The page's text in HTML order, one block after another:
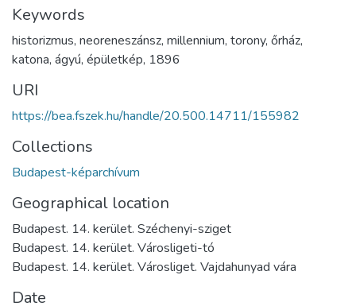
Keywords
historizmus, neoreneszánsz, millennium, torony, őrház,
katona, ágyú, épületkép, 1896
URI
https://bea.fszek.hu/handle/20.500.14711/155982
Collections
Budapest-képarchívum
Geographical location
Budapest. 14. kerület. Széchenyi-sziget
Budapest. 14. kerület. Városligeti-tó
Budapest. 14. kerület. Városliget. Vajdahunyad vára
Date